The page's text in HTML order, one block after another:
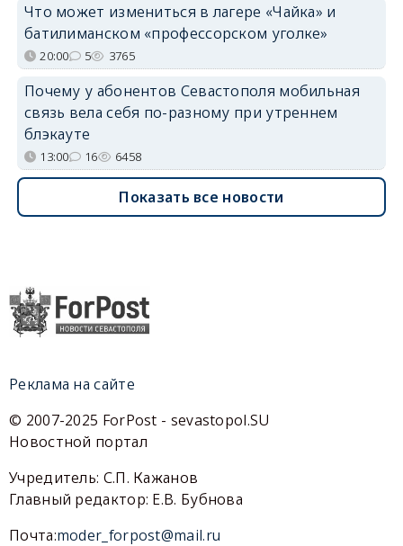
Что может измениться в лагере «Чайка» и
батилиманском «профессорском уголке»
20:00 5 3765
Почему у абонентов Севастополя мобильная
связь вела себя по-разному при утреннем
блэкауте
13:00 16 6458
Показать все новости
Реклама на сайте
© 2007-2025 ForPost - sevastopol.SU
Новостной портал
Учредитель: С.П. Кажанов
Главный редактор: Е.В. Бубнова
Почта:moder_forpost@mail.ru